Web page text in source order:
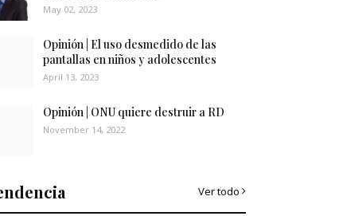
May 02, 2023
Opinión | El uso desmedido de las
pantallas en niños y adolescentes
April 13, 2023
Opinión | ONU quiere destruir a RD
November 14, 2022
Ver todo